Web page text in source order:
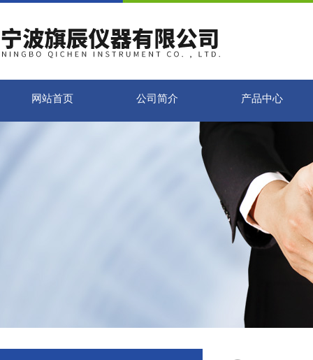
网站首页 公司简介 产品中心